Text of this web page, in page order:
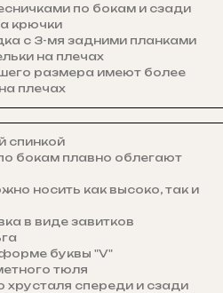
по бокам и сзади
крючки
с 3-мя задними планками
на плечах
размера имеют более
плечах
спинкой
бокам плавно облегают
носить как высоко, так и
в виде завитков
буквы "V"
тюля
хрусталя спереди и сзади